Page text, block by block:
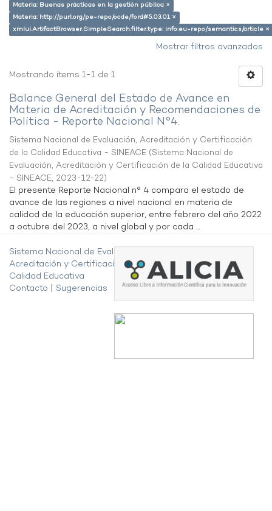
Materia: Buenas prácticas en la gestión pública ×
Materia: http://purl.org/pe-repo/ocde/ford#5.03.01 ×
xmlui.ArtifactBrowser.SimpleSearch.filter.type: info:eu-repo/semantics/article ×
Mostrar filtros avanzados
Mostrando ítems 1-1 de 1
Balance General del Estado de Avance en
Materia de Acreditación y Recomendaciones de
Política - Reporte Nacional N°4.
Sistema Nacional de Evaluación, Acreditación y Certificación
de la Calidad Educativa - SINEACE (Sistema Nacional de
Evaluación, Acreditación y Certificación de la Calidad Educativa
- SINEACE, 2023-12-22)
El presente Reporte Nacional n° 4 compara el estado de
avance de las regiones a nivel nacional en materia de
calidad de la educación superior, entre febrero del año 2022
a octubre del 2023, a nivel global y por cada ...
Sistema Nacional de Evaluación,
Acreditación y Certificación de la
Calidad Educativa
Contacto
Sugerencias